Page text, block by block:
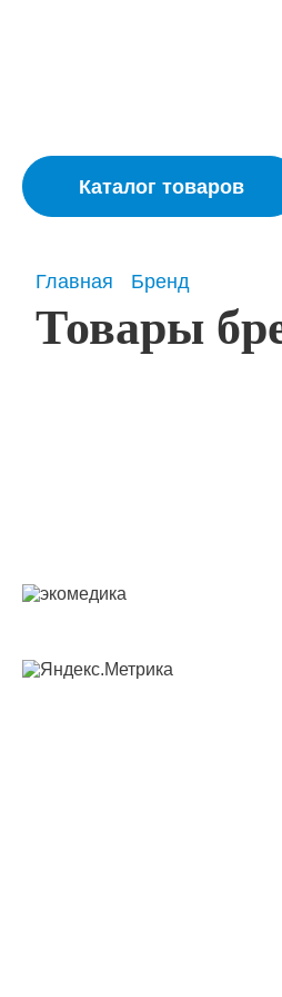
Каталог товаров
Главная Бренд
Товары